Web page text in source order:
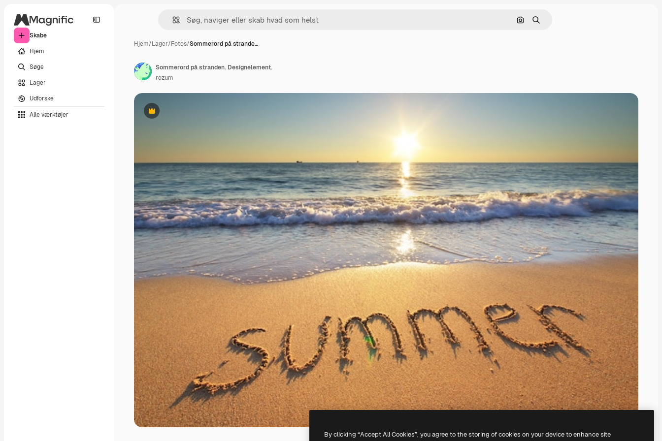
Skabe
Hjem
Søge
Lager
Udforske
Alle værktøjer
Søg efter billede
Søge
Hjem/Lager/Fotos/Sommerord på strande…
Præmie
Sommerord på stranden. Designelement.
rozum
By clicking “Accept All Cookies”, you agree to the storing of cookies on your device to enhance site